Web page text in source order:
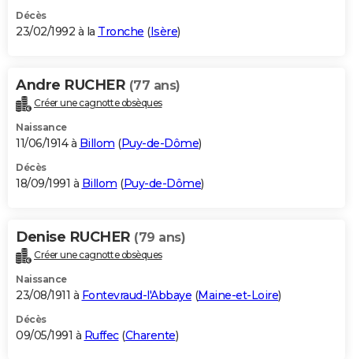
Décès
23/02/1992 à la Tronche (Isère)
Andre RUCHER (77 ans)
Créer une cagnotte obsèques
Naissance
11/06/1914 à Billom (Puy-de-Dôme)
Décès
18/09/1991 à Billom (Puy-de-Dôme)
Denise RUCHER (79 ans)
Créer une cagnotte obsèques
Naissance
23/08/1911 à Fontevraud-l'Abbaye (Maine-et-Loire)
Décès
09/05/1991 à Ruffec(Charente)